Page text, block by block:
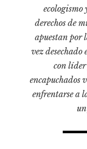
Medioambiente
Narrativas visuales
Pensamiento
Pensamiento ilustrado
derechos de
apuestan por
vez
con
encapuchados
enfrentarse a